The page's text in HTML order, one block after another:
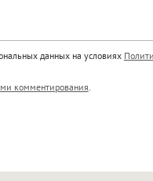
<big>, <small>,
HTML, адреса URL
данных на условиях
комментирования.